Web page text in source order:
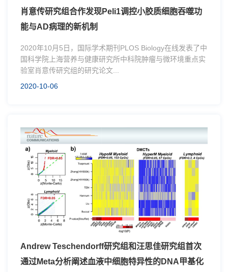
肖意传研究组合作发现Peli1调控小胶质细胞吞噬功
能与AD病理的新机制
2020年10月5日，国际学术期刊PLOS Biology在线发表了中
国科学院上海营养与健康研究所中科院肿瘤与微环境重点实
验室肖意传研究组的研究论文...
2020-10-06
Andrew Teschendorff研究组和汪思佳研究组首次
通过Meta分析阐述血液中细胞特异性的DNA甲基化